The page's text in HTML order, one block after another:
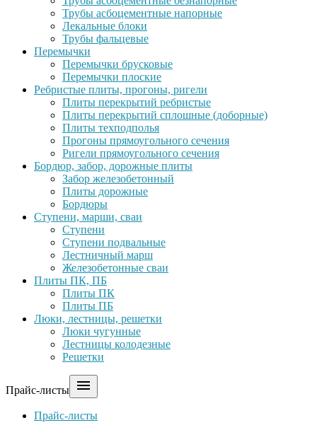
Трубы асбоцементные напорные
Лекальные блоки
Трубы фальцевые
Перемычки
Перемычки брусковые
Перемычки плоские
Ребристые плиты, прогоны, ригели
Плиты перекрытий ребристые
Плиты перекрытий сплошные (доборные)
Плиты техподполья
Прогоны прямоугольного сечения
Ригели прямоугольного сечения
Бордюр, забор, дорожные плиты
Забор железобетонный
Плиты дорожные
Бордюры
Ступени, марши, сваи
Ступени
Ступени подвальные
Лестничный марш
Железобетонные сваи
Плиты ПК, ПБ
Плиты ПК
Плиты ПБ
Люки, лестницы, решетки
Люки чугунные
Лестницы колодезные
Решетки
Прайс-листы 
Прайс-листы